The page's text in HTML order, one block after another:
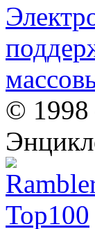
© 1998